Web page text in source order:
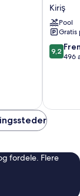
Resorts
-
Kemer
-
All
Kiriş
Pool
Gratis
9.2
ud
9,2
496
fordele. Flere